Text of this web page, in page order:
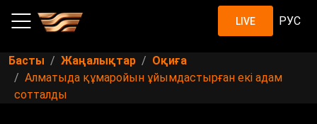
LIVE РУС
Басты Жаңалықтар
Оқиға
Алматыда құмаройын ұйымдастырған екі адам
сотталды